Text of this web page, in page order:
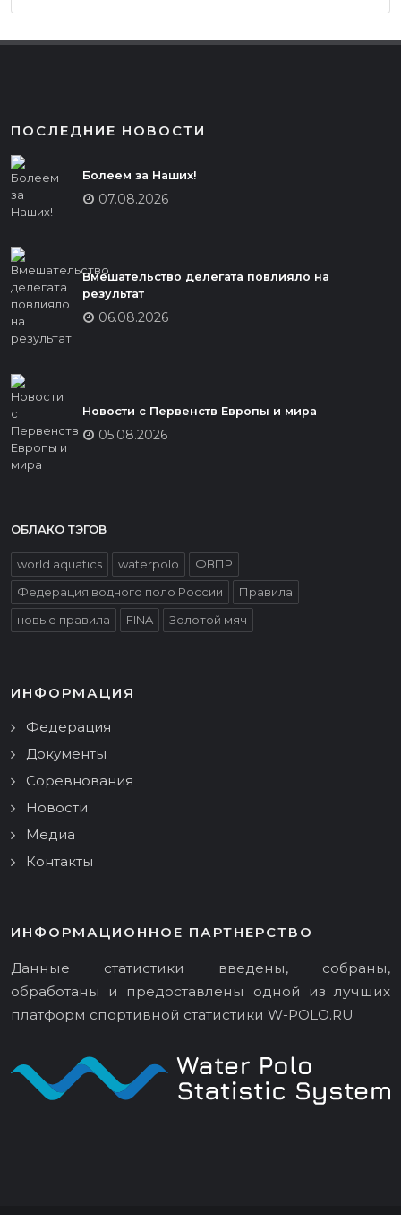
ПОСЛЕДНИЕ НОВОСТИ
Болеем за Наших!
07.08.2026
Вмешательство делегата повлияло на
результат
06.08.2026
Новости с Первенств Европы и мира
05.08.2026
ОБЛАКО ТЭГОВ
world aquatics waterpolo
ФВПР
Федерация водного поло России
Правила
новые правила
FINA Золотой мяч
ИНФОРМАЦИЯ
Федерация
Документы
Соревнования
Новости
Медиа
Контакты
ИНФОРМАЦИОННОЕ ПАРТНЕРСТВО
Данные статистики введены, собраны,
обработаны и предоставлены одной из лучших
платформ спортивной статистики W-POLO.RU